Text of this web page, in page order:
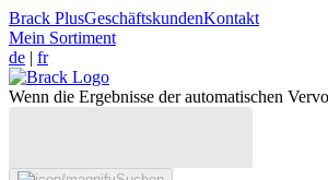
Brack PlusGeschäftskundenKontakt
Mein Sortiment
de | fr
Wenn die Ergebnisse der automatischen